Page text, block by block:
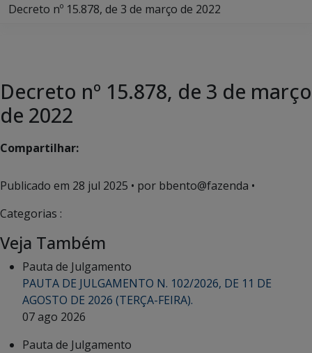
Decreto nº 15.878, de 3 de março de 2022
Decreto nº 15.878, de 3 de março
de 2022
Compartilhar:
Publicado em 28 jul 2025 • por bbento@fazenda •
Categorias :
Veja Também
Pauta de Julgamento
PAUTA DE JULGAMENTO N. 102/2026, DE 11 DE
AGOSTO DE 2026 (TERÇA-FEIRA).
07 ago 2026
Pauta de Julgamento